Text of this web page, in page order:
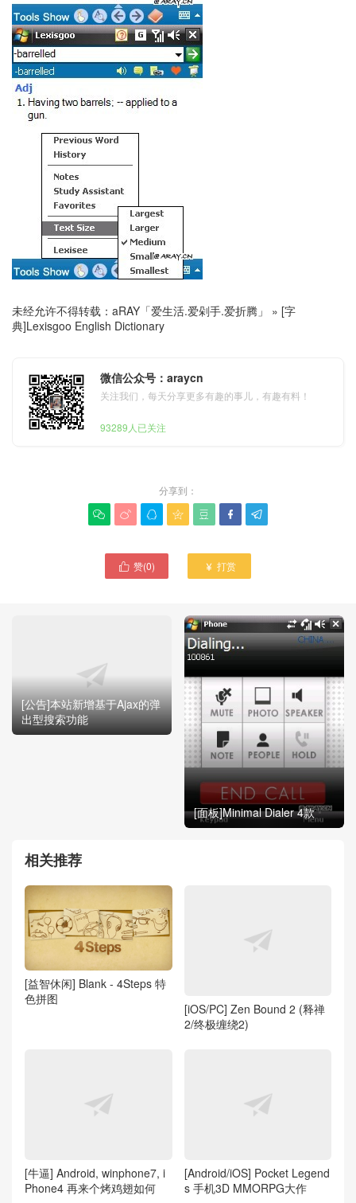
未经允许不得转载： aRAY「爱生活.爱剁手.爱折腾」 » [字
典]Lexisgoo English Dictionary
微信公众号：araycn
关注我们，每天分享更多有趣的事儿，有趣有料！
93289人已关注
分享到：
      
 赞(0)  打赏
[公告]本站新增基于Ajax的弹
出型搜索功能
[面板]Minimal Dialer 4款
相关推荐
[益智休闲] Blank - 4Steps 特
色拼图
[iOS/PC] Zen Bound 2 (释禅
2/终极缠绕2)
[牛逼] Android, winphone7, i
Phone4 再来个烤鸡翅如何
[Android/iOS] Pocket Legend
s 手机3D MMORPG大作